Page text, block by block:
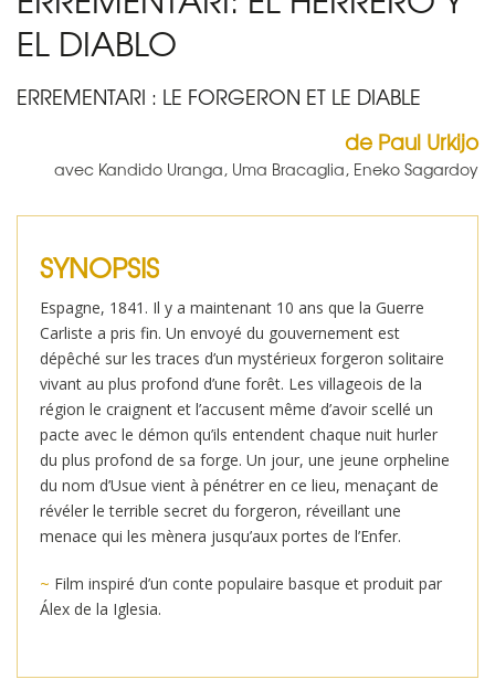
EL DIABLO
ERREMENTARI : LE FORGERON ET LE DIABLE
de Paul Urkijo
avec Kandido Uranga, Uma Bracaglia, Eneko Sagardoy
SYNOPSIS
Espagne, 1841. Il y a maintenant 10 ans que la Guerre
Carliste a pris fin. Un envoyé du gouvernement est
dépêché sur les traces d’un mystérieux forgeron solitaire
vivant au plus profond d’une forêt. Les villageois de la
région le craignent et l’accusent même d’avoir scellé un
pacte avec le démon qu’ils entendent chaque nuit hurler
du plus profond de sa forge. Un jour, une jeune orpheline
du nom d’Usue vient à pénétrer en ce lieu, menaçant de
révéler le terrible secret du forgeron, réveillant une
menace qui les mènera jusqu’aux portes de l’Enfer.
~ Film inspiré d’un conte populaire basque et produit par
Álex de la Iglesia.